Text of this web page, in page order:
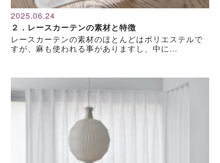
2025.06.24
２．レースカーテンの素材と特徴
レースカーテンの素材のほとんどはポリエステルで
すが、麻も使われる事がありますし、中に…